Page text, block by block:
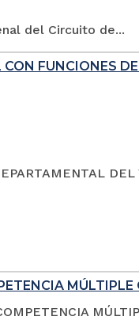
del Circuito de...
FUNCIONES
MÚLTIPLE